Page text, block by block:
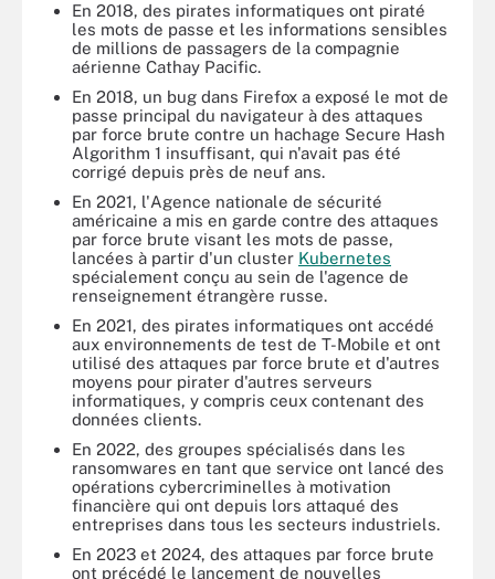
En 2018, des pirates informatiques ont piraté
les mots de passe et les informations sensibles
de millions de passagers de la compagnie
aérienne Cathay Pacific.
En 2018, un bug dans Firefox a exposé le mot de
passe principal du navigateur à des attaques
par force brute contre un hachage Secure Hash
Algorithm 1 insuffisant, qui n'avait pas été
corrigé depuis près de neuf ans.
En 2021, l'Agence nationale de sécurité
américaine a mis en garde contre des attaques
par force brute visant les mots de passe,
lancées à partir d'un cluster Kubernetes
spécialement conçu au sein de l'agence de
renseignement étrangère russe.
En 2021, des pirates informatiques ont accédé
aux environnements de test de T-Mobile et ont
utilisé des attaques par force brute et d'autres
moyens pour pirater d'autres serveurs
informatiques, y compris ceux contenant des
données clients.
En 2022, des groupes spécialisés dans les
ransomwares en tant que service ont lancé des
opérations cybercriminelles à motivation
financière qui ont depuis lors attaqué des
entreprises dans tous les secteurs industriels.
En 2023 et 2024, des attaques par force brute
ont précédé le lancement de nouvelles